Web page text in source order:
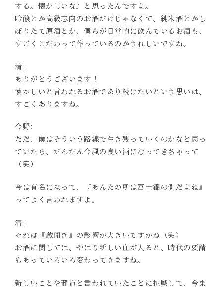
する。懐かしいな』と思ったんですよ。
吟醸とか高級志向のお酒だけじゃなくて、純米酒とかし
ぼりたて原酒とか、僕らが日常的に飲んでいるお酒も、
すごくこだわって作っているのがうれしいですね。
清:
ありがとうございます！
懐かしいと言われるお酒であり続けたいという思いは、
すごくありますね。
今野:
ただ、僕はそういう路線で生き残っていくのかなと思っ
ていたら、だんだん今風の良い酒になってきちゃって
（笑）
今は有名になって、『あんたの所は富士錦の側だよね』
ってよく言われますよ。
清:
それは『蔵開き』の影響が大きいですかね（笑）
お酒に関しては、やはり新しい血が入ると、時代の要請
もあっていろいろ変わってきますね。
新しいことや邪道と言われていたことに挑戦して、今ま